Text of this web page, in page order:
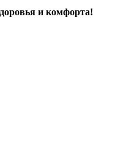
и комфорта!